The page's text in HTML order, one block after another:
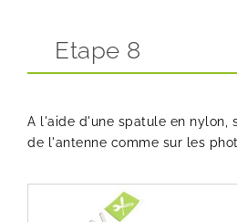
Etape 8
A l'aide d'une spatule en nylon,
de l'antenne comme sur les